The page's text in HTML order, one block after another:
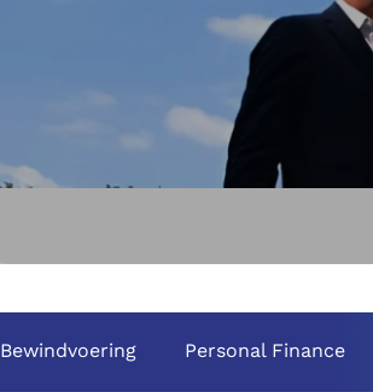
Bewindvoering Personal Finance